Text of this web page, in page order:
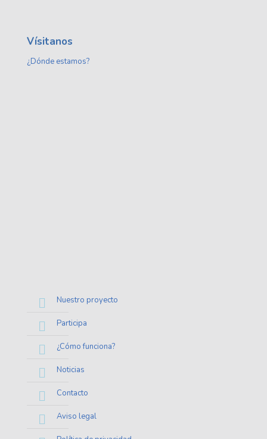
Vísitanos
¿Dónde estamos?
Nuestro proyecto
Participa
¿Cómo funciona?
Noticias
Contacto
Aviso legal